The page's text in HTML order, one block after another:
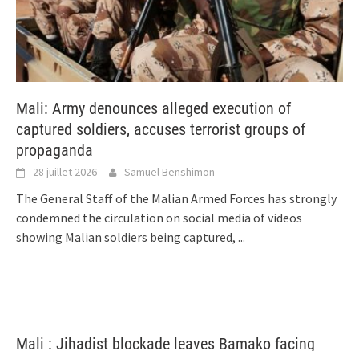
Mali: Army denounces alleged execution of
captured soldiers, accuses terrorist groups of
propaganda
28 juillet 2026 Samuel Benshimon
The General Staff of the Malian Armed Forces has strongly
condemned the circulation on social media of videos
showing Malian soldiers being captured, ...
Mali : Jihadist blockade leaves Bamako facing